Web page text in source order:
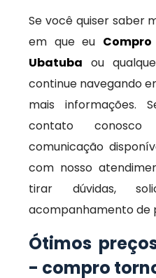
Se você quiser saber
em que eu
Ubatuba ou
continue navegando
mais informações.
contato
comunicação
com nosso
tirar dúvidas,
acompanhamento de
Ótimos
- compro